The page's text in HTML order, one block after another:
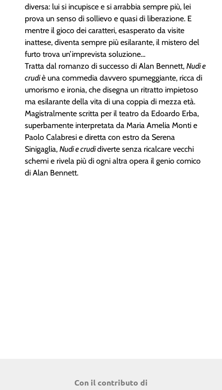
diversa: lui si incupisce e si arrabbia sempre più, lei
prova un senso di sollievo e quasi di liberazione. E
mentre il gioco dei caratteri, esasperato da visite
inattese, diventa sempre più esilarante, il mistero del
furto trova un’imprevista soluzione…
Tratta dal romanzo di successo di Alan Bennett, Nudi e
crudiè una commedia davvero spumeggiante, ricca di
umorismo e ironia, che disegna un ritratto impietoso
ma esilarante della vita di una coppia di mezza età.
Magistralmente scritta per il teatro da Edoardo Erba,
superbamente interpretata da Maria Amelia Monti e
Paolo Calabresi e diretta con estro da Serena
Sinigaglia, Nudi e crudidiverte senza ricalcare vecchi
schemi e rivela più di ogni altra opera il genio comico
di Alan Bennett.
Con il contributo di